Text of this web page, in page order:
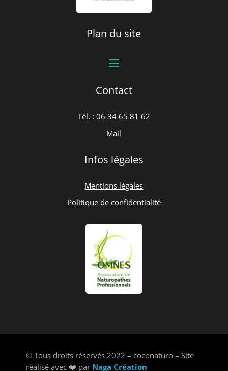
Plan du site
Contact
Tél. : 06 34 65 81 62
Mail
Infos légales
Mentions légales
Politique de confidentialité
© Tous droits réservés 2022 – coconaturo – Site
réalisé avec ❤️ par Naga Création